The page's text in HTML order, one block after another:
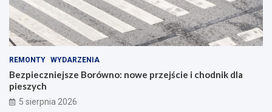
REMONTY WYDARZENIA
Bezpieczniejsze Borówno: nowe przejście i chodnik dla
pieszych
5 sierpnia 2026